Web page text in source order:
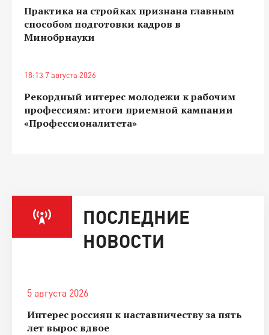
Практика на стройках признана главным
способом подготовки кадров в
Минобрнауки
18:13 7 августа 2026
Рекордный интерес молодежи к рабочим
профессиям: итоги приемной кампании
«Профессионалитета»
ПОСЛЕДНИЕ
НОВОСТИ
5 августа 2026
Интерес россиян к наставничеству за пять
лет вырос вдвое